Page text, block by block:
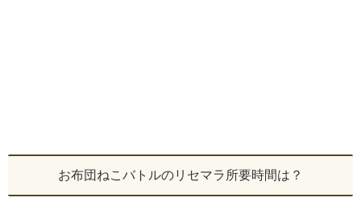
お布団ねこバトルのリセマラ所要時間は？